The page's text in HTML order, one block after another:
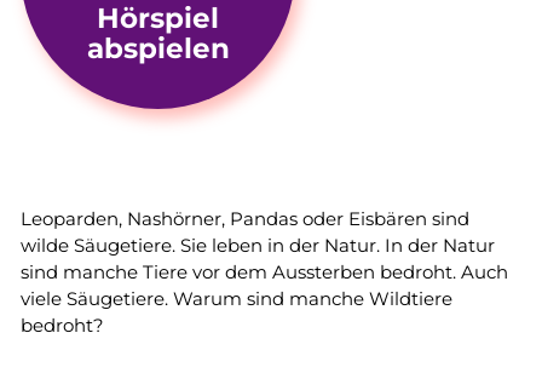
Hörspiel
abspielen
Leoparden, Nashörner, Pandas oder Eisbären sind
wilde Säugetiere. Sie leben in der Natur. In der Natur
sind manche Tiere vor dem Aussterben bedroht. Auch
viele Säugetiere. Warum sind manche Wildtiere
bedroht?